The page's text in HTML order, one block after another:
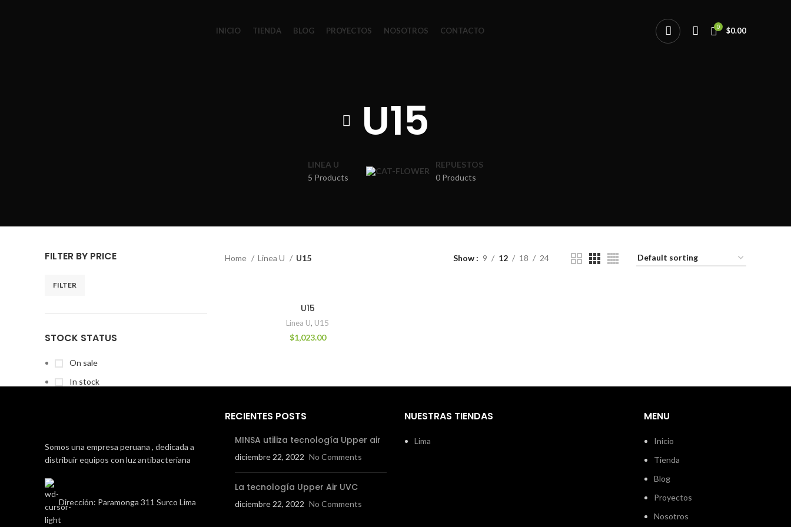
INICIO TIENDA BLOG PROYECTOS NOSOTROS CONTACTO 0 $0.00
U15
LINEA U
5 Products
REPUESTOS
0 Products
FILTER BY PRICE
FILTER
STOCK STATUS
On sale
In stock
TOP RATED PRODUCTS
U15
Home Linea U U15 Show 9 12 18 24
U15
Linea U, U15
$1,023.00
Somos una empresa peruana , dedicada a
distribuir equipos con luz antibacteriana
Dirección: Paramonga 311 Surco Lima
RECIENTES POSTS
MINSA utiliza tecnología Upper air
diciembre 22, 2022 No Comments
La tecnología Upper Air UVC
diciembre 22, 2022 No Comments
NUESTRAS TIENDAS
Lima
MENU
Inicio
Tienda
Blog
Proyectos
Nosotros